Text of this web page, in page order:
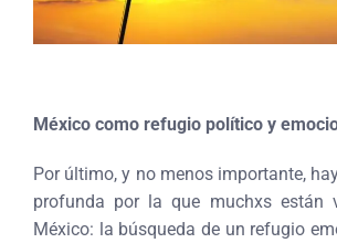
México como refugio político y
Por último, y no menos importante,
profunda por la que muchxs están
México: la búsqueda de un refugio